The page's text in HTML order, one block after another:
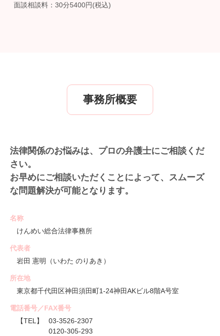
面談相談料：30分5400円(税込)
事務所概要
法律関係のお悩みは、プロの弁護士にご相談くだ
さい。
お早めにご相談いただくことによって、スムーズ
な問題解決が可能となります。
名称
けんめい総合法律事務所
代表者
岩田 憲明（いわた のりあき）
所在地
東京都千代田区神田須田町1-24神田AKビル8階A号室
電話番号／FAX番号
【TEL】
03-3526-2307
0120-305-293